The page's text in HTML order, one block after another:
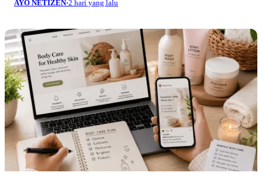
AYO NETIZEN·2 hari yang lalu